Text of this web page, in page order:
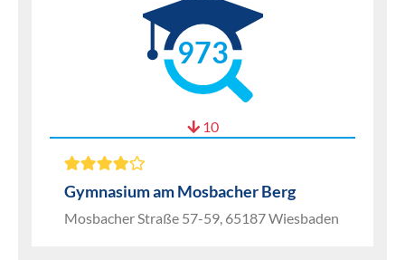
973
10
Gymnasium am Mosbacher Berg
Mosbacher Straße 57-59, 65187 Wiesbaden